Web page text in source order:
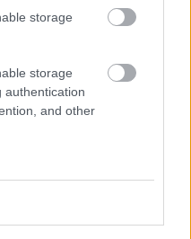
storage
storage
authentication
and other